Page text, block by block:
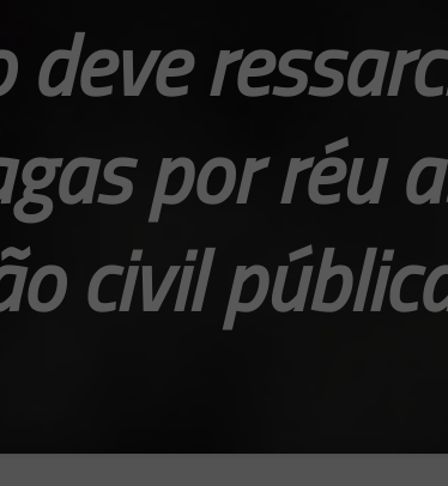
deve
por réu
civil